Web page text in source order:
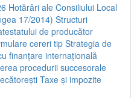
Hotărâri ale Consiliului Local
17/2014) Structuri
de producător
cereri tipStrategia de
finanţare internaţională
procedurii succesorale
Taxe şi impozite